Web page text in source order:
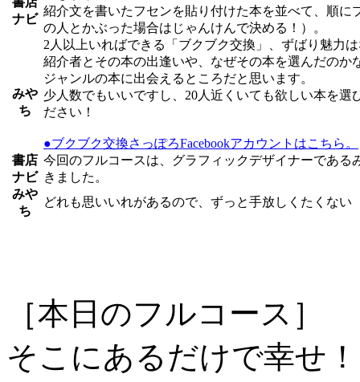
ナビ
紹介文を書いたフセンを貼り付けた本を並べて、順
の人とかぶった場合はじゃんけんで決める！）。
2人以上いればできる「ブクブク交換」、ずばり魅力
みや
ち
紹介者とその本の出逢いや、なぜその本を選んだの
ジャンルの本に出会えるところだと思います。
少人数でもいいですし、20人近くいても欲しい本を
ださい！
●ブクブク交換さっぽろFacebookアカウントはこちら。
書店
ナビ
今回のフルコースは、グラフィックデザイナーであ
きました。
みや
ち
どれも思いいれがあるので、ずっと手放しくたくな
［本日のフルコース］
そこにあるだけで幸せ！